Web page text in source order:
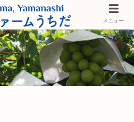
メニュー